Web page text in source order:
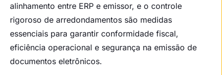
alinhamento entre ERP e emissor, e o controle
rigoroso de arredondamentos são medidas
essenciais para garantir conformidade fiscal,
eficiência operacional e segurança na emissão de
documentos eletrônicos.